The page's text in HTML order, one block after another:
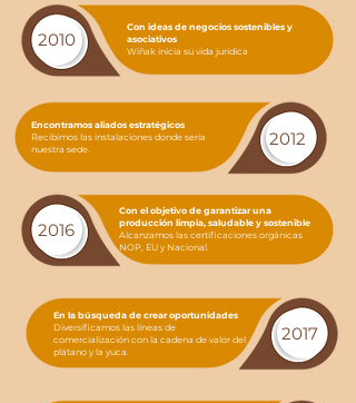
Con ideas de negocios sostenibles y
asociativos
Wiñak inicia su vida jurídica
Con el objetivo de garantizar una
producción limpia, saludable y sostenible
Alcanzamos las certificaciones orgánicas
NOP, EU y Nacional.
2016
2010
2012
Encontramos aliados estratégicos
Recibimos las instalaciones donde sería
nuestra sede.
2017
En la búsqueda de crear oportunidades
Diversificamos las líneas de
comercialización con la cadena de valor del
plátano y la yuca.